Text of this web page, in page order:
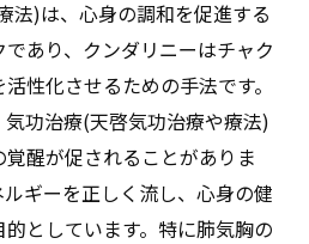
法)は、心身の調和を促進する
あり、クンダリニーはチャク
性化させるための手法です。
功治療(天啓気功治療や療法)
醒が促されることがありま
ギーを正しく流し、心身の健
としています。特に肺気胸の